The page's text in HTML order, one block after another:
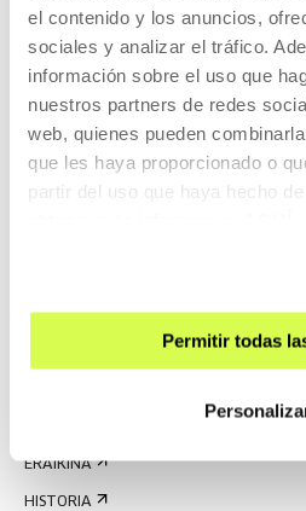
el contenido y los anuncios,
sociales y analizar el tráfico.
información sobre el uso que
nuestros partners de redes
web, quienes pueden
que les haya proporcionado o
partir del uso que haya hecho
Permitir todas
NOLA ETORRI
BISITA GIDATUAK
IRISGARRITASUNA
ARAUAK
BIDALI ZURE PROPOSAMENA
ERAIKINA
HISTORIA